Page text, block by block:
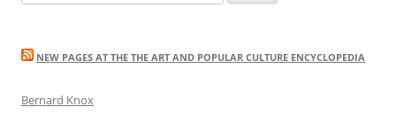
for:
NEW PAGES AT THE THE ART AND POPULAR CULTURE ENCYCLOPEDIA
Bernard Knox